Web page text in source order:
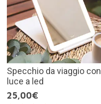
Specchio da viaggio con
luce a led
25,00€